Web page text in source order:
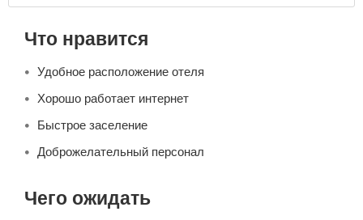
Что нравится
Удобное расположение отеля
Хорошо работает интернет
Быстрое заселение
Доброжелательный персонал
Чего ожидать